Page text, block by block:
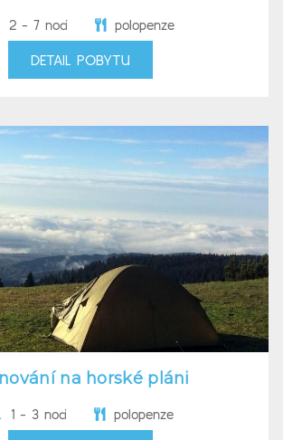
2 - 7 nocí polopenze
DETAIL POBYTU
na horské pláni
1 - 3 nocí polopenze